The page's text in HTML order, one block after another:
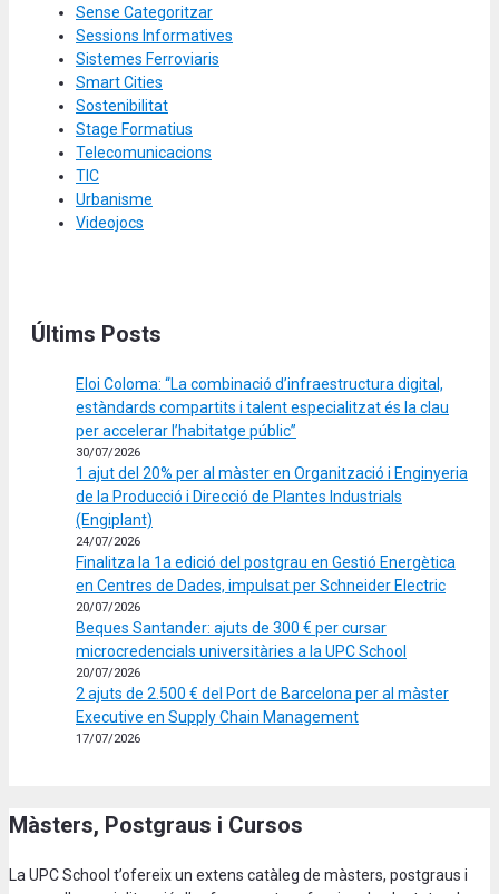
Sense Categoritzar
Sessions Informatives
Sistemes Ferroviaris
Smart Cities
Sostenibilitat
Stage Formatius
Telecomunicacions
TIC
Urbanisme
Videojocs
Últims Posts
Eloi Coloma: “La combinació d’infraestructura digital,
estàndards compartits i talent especialitzat és la clau
per accelerar l’habitatge públic”
30/07/2026
1 ajut del 20% per al màster en Organització i Enginyeria
de la Producció i Direcció de Plantes Industrials
(Engiplant)
24/07/2026
Finalitza la 1a edició del postgrau en Gestió Energètica
en Centres de Dades, impulsat per Schneider Electric
20/07/2026
Beques Santander: ajuts de 300 € per cursar
microcredencials universitàries a la UPC School
20/07/2026
2 ajuts de 2.500 € del Port de Barcelona per al màster
Executive en Supply Chain Management
17/07/2026
Màsters, Postgraus i Cursos
La UPC School t’ofereix un extens catàleg de màsters, postgraus i